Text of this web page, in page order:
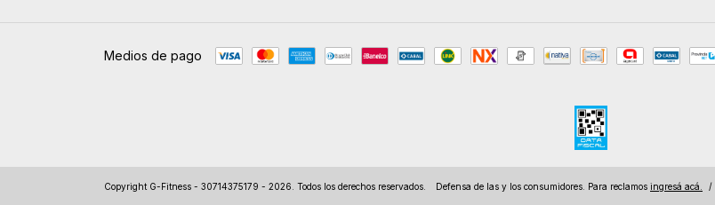
Medios de pago
Copyright G-Fitness - 30714375179 - 2026. Todos los derechos reservados. Defensa de las y los consumidores. Para reclamos ingresá acá. /